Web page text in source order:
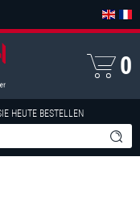
HEUTE BESTELLEN
0